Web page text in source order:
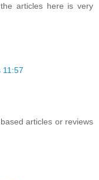
articles here is very
11:57
articles or reviews